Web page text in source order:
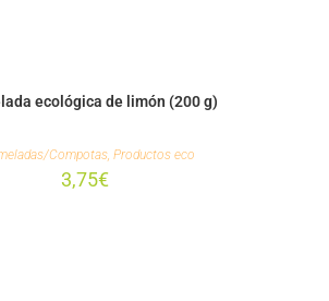
ecológica de limón (200 g)
Compotas, Productos eco
3,75€